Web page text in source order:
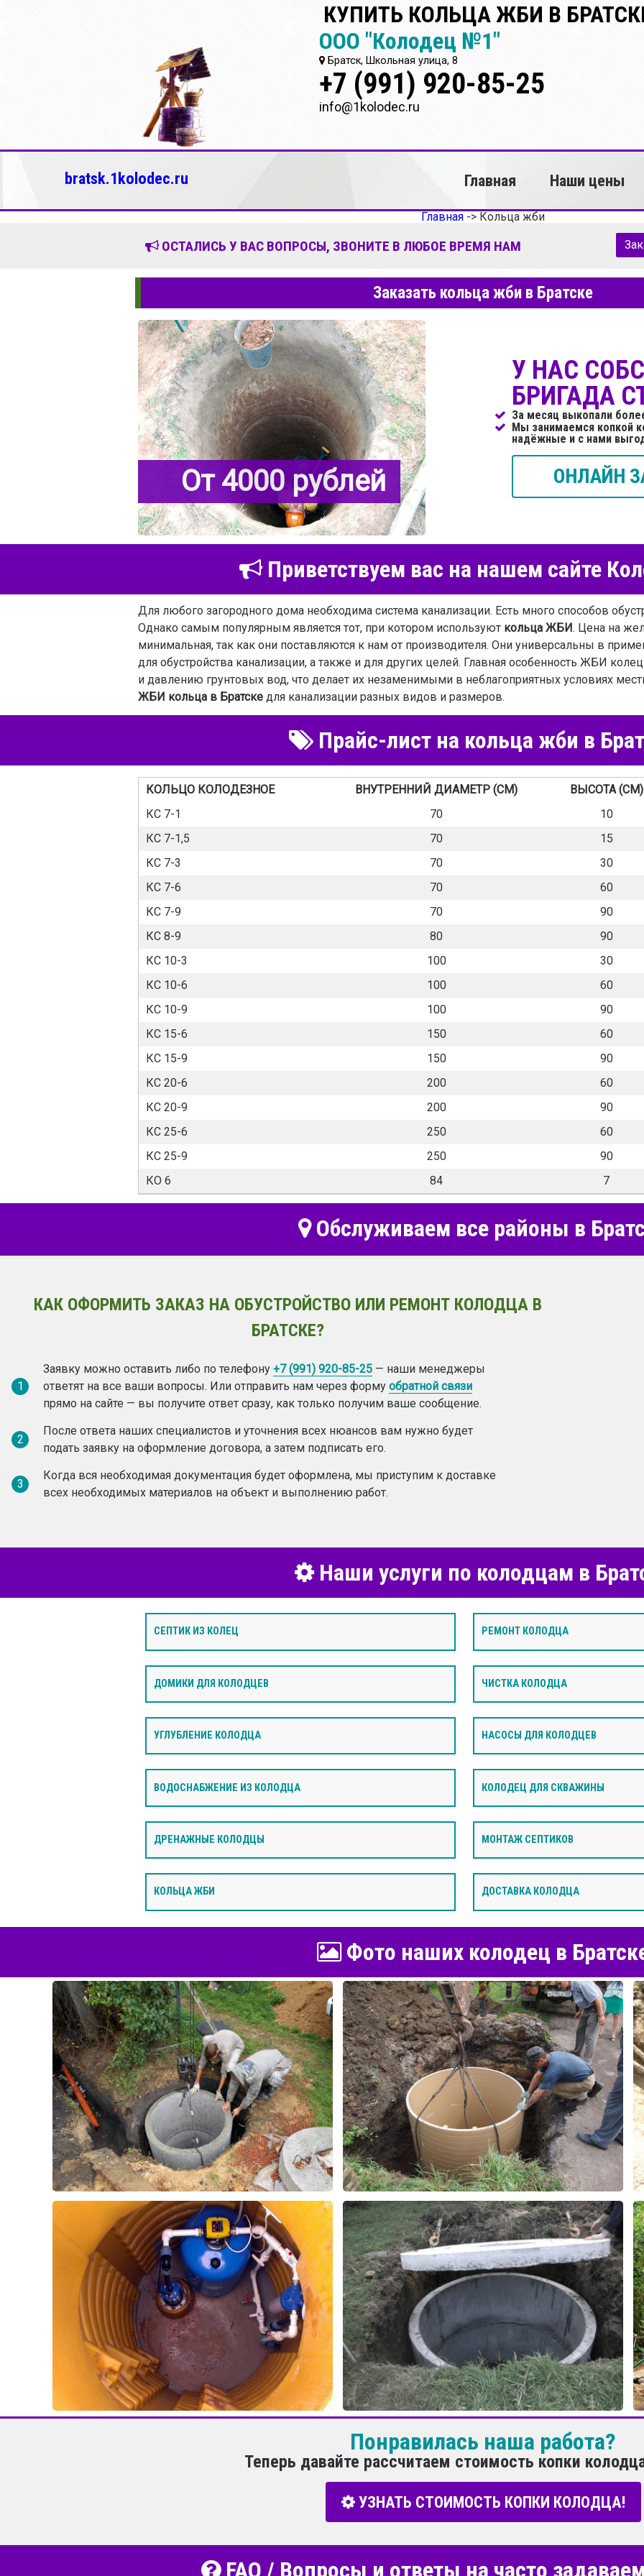
КУПИТЬ КОЛЬЦА ЖБИ В
ООО "Колодец №1"
Братск, Школьная улица, 8
+7 (991) 920-85-25
info@1kolodec.ru
bratsk.1kolodec.ru Главная Наши цены
Главная -> Кольца жби
ОСТАЛИСЬ У ВАС ВОПРОСЫ, ЗВОНИТЕ В ЛЮБОЕ ВРЕМЯ НАМ
Заказать кольца жби в Братске
От 4000 рублей
У НАС
БРИГАДА
За месяц выкопали
Мы занимаемся копкой
надёжные и с нами
ОНЛАЙН
Приветствуем вас на нашем сайте
Для любого загородного дома необходима система канализации. Есть много способов
Однако самым популярным является тот, при котором используют кольца ЖБИ. Цена на
минимальная, так как они поставляются к нам от производителя. Они универсальны в
для обустройства канализации, а также и для других целей. Главная особенность ЖБИ
и давлению грунтовых вод, что делает их незаменимыми в неблагоприятных условиях
ЖБИ кольца в Братске для канализации разных видов и размеров.
Прайс-лист на кольца жби в
КОЛЬЦО КОЛОДЕЗНОЕ ВНУТРЕННИЙ ДИАМЕТР (СМ)
ВЫСОТА (СМ)
КС 7-1
70
10
КС 7-1,5
70
15
КС 7-3
70
30
КС 7-6
70
60
КС 7-9
70
90
КС 8-9
80
90
КС 10-3
100
30
КС 10-6
100
60
КС 10-9
100
90
КС 15-6
150
60
КС 15-9
150
90
КС 20-6
200
60
КС 20-9
200
90
КС 25-6
250
60
КС 25-9
250
90
КО 6
84 7
Обслуживаем все районы в
КАК ОФОРМИТЬ ЗАКАЗ НА ОБУСТРОЙСТВО ИЛИ РЕМОНТ КОЛОДЦА В
БРАТСКЕ?
1
Заявку можно оставить либо по телефону +7 (991) 920-85-25 — наши менеджеры
ответят на все ваши вопросы. Или отправить нам через форму обратной связи
прямо на сайте — вы получите ответ сразу, как только получим ваше сообщение.
2
После ответа наших специалистов и уточнения всех нюансов вам нужно будет
подать заявку на оформление договора, а затем подписать его.
3
Когда вся необходимая документация будет оформлена, мы приступим к доставке
всех необходимых материалов на объект и выполнению работ.
Наши услуги по колодцам в
СЕПТИК ИЗ КОЛЕЦ РЕМОНТ КОЛОДЦА
ДОМИКИ ДЛЯ КОЛОДЦЕВ ЧИСТКА КОЛОДЦА
УГЛУБЛЕНИЕ КОЛОДЦА НАСОСЫ ДЛЯ КОЛОДЦЕВ
ВОДОСНАБЖЕНИЕ ИЗ КОЛОДЦА КОЛОДЕЦ ДЛЯ СКВАЖИНЫ
ДРЕНАЖНЫЕ КОЛОДЦЫ МОНТАЖ СЕПТИКОВ
КОЛЬЦА ЖБИ ДОСТАВКА КОЛОДЦА
Фото наших колодец в
Понравилась наша работа?
Теперь давайте рассчитаем стоимость копки
УЗНАТЬ СТОИМОСТЬ КОПКИ КОЛОДЦА!
FAQ / Вопросы и ответы на часто